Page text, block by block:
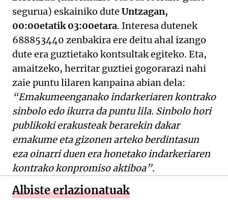
segurua) eskainiko dute Untzagan,
00:00etatik 03:00etara. Interesa dutenek
688853440 zenbakira ere deitu ahal izango
dute era guztietako kontsultak egiteko. Eta,
amaitzeko, herritar guztiei gogorarazi nahi
zaie puntu lilaren kanpaina abian dela:
“Emakumeenganako indarkeriaren kontrako
sinbolo edo ikurra da puntu lila. Sinbolo hori
publikoki erakusteak berarekin dakar
emakume eta gizonen arteko berdintasun
eza oinarri duen era honetako indarkeriaren
kontrako konpromiso aktiboa”.
Albiste erlazionatuak